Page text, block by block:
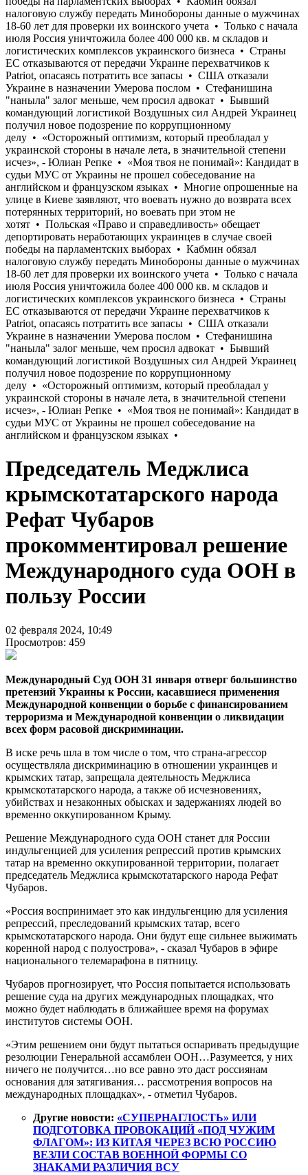
Председатель Меджлиса
крымскотатарского народа
Рефат Чубаров
прокомментировал решение
Международного суда ООН в
пользу России
02 февраля 2024, 10:49
Просмотров: 459
Международный Суд ООН 31 января отверг большинство
претензий Украины к России, касавшиеся применения
Международной конвенции о борьбе с финансированием
терроризма и Международной конвенции о ликвидации
всех форм расовой дискриминации.
В иске речь шла в том числе о том, что страна-агрессор
осуществляла дискриминацию в отношении украинцев и
крымских татар, запрещала деятельность Меджлиса
крымскотатарского народа, а также об исчезновениях,
убийствах и незаконных обысках и задержаниях людей во
временно оккупированном Крыму.
Решение Международного суда ООН станет для России
индульгенцией для усиления репрессий против крымских
татар на временно оккупированной территории, полагает
председатель Меджлиса крымскотатарского народа Рефат
Чубаров.
«Россия воспринимает это как индульгенцию для усиления
репрессий, преследований крымских татар, всего
крымскотатарского народа. Они будут еще сильнее выжимать
коренной народ с полуострова», - сказал Чубаров в эфире
национального телемарафона в пятницу.
Чубаров прогнозирует, что Россия попытается использовать
решение суда на других международных площадках, что
можно будет наблюдать в ближайшее время на форумах
институтов системы ООН.
«Этим решением они будут пытаться оспаривать предыдущие
резолюции Генеральной ассамблеи ООН…Разумеется, у них
ничего не получится…но все равно это даст россиянам
основания для затягивания… рассмотрения вопросов на
международных площадках», - отметил Чубаров.
Другие новости: «СУПЕРНАГЛОСТЬ» ИЛИ
ПОДГОТОВКА ПРОВОКАЦИЙ «ПОД ЧУЖИМ
ФЛАГОМ»: ИЗ КИТАЯ ЧЕРЕЗ ВСЮ РОССИЮ
ВЕЗЛИ СОСТАВ ВОЕННОЙ ФОРМЫ СО
ЗНАКАМИ РАЗЛИЧИЯ ВСУ